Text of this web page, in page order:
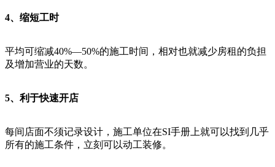
4、缩短工时
平均可缩减40%—50%的施工时间，相对也就减少房租的负担
及增加营业的天数。
5、利于快速开店
每间店面不须记录设计，施工单位在SI手册上就可以找到几乎
所有的施工条件，立刻可以动工装修。